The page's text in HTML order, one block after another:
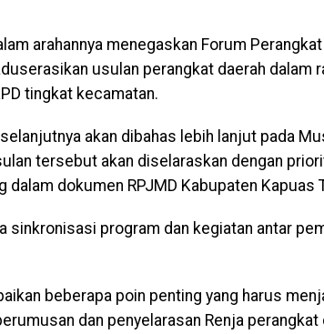
arahannya menegaskan Forum
usulan perangkat daerah dalam
tingkat kecamatan.
akan dibahas lebih lanjut pada
tersebut akan diselaraskan dengan
dalam dokumen RPJMD Kabupaten Kapuas
sinkronisasi program dan kegiatan antar
beberapa poin penting yang harus
dan penyelarasan Renja perangkat